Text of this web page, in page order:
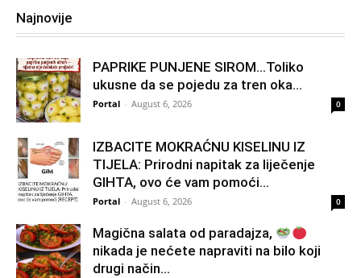
Najnovije
PAPRIKE PUNJENE SIROM…Toliko
ukusne da se pojedu za tren oka…
Portal - August 6, 2026 0
IZBACITE MOKRAĆNU KISELINU IZ
TIJELA: Prirodni napitak za liječenje
GIHTA, ovo će vam pomoći...
Portal - August 6, 2026 0
Magična salata od paradajza,
nikada je nećete napraviti na bilo koji
drugi način…